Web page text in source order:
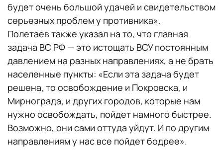
будет очень большой удачей и свидетельством
серьезных проблем у противника».
Полетаев также указал на то, что главная
задача ВС РФ — это истощать ВСУ постоянным
давлением на разных направлениях, а не брать
населенные пункты: «Если эта задача будет
решена, то освобождение и Покровска, и
Мирнограда, и других городов, которые нам
нужно освобождать, пойдет намного быстрее.
Возможно, они сами оттуда уйдут. И по другим
направлениям у нас все пойдет бодрее».